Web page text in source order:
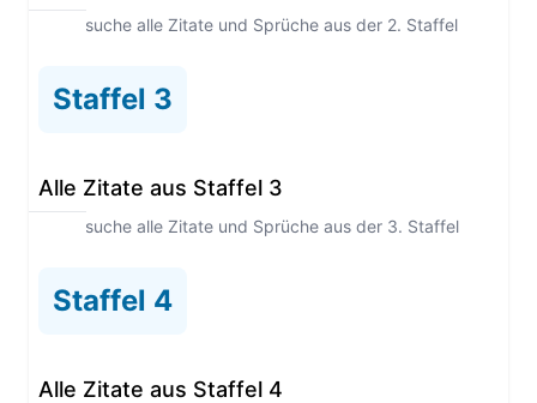
Durchsuche alle Zitate und Sprüche aus der 2. Staffel
Staffel 3
Alle Zitate aus Staffel 3
Durchsuche alle Zitate und Sprüche aus der 3. Staffel
Staffel 4
Alle Zitate aus Staffel 4